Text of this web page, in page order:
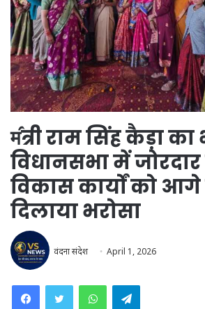
म॔त्री राम सिंह कैड़ा
विधानसभा में
विकास कार्यों को
दिलाया भरोसा
वंदना संदेश April 1, 2026
WhatsAppTelegram